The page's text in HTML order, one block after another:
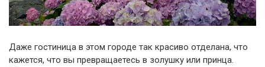
Даже гостиница в этом городе так красиво отделана, что
кажется, что вы превращаетесь в золушку или принца.